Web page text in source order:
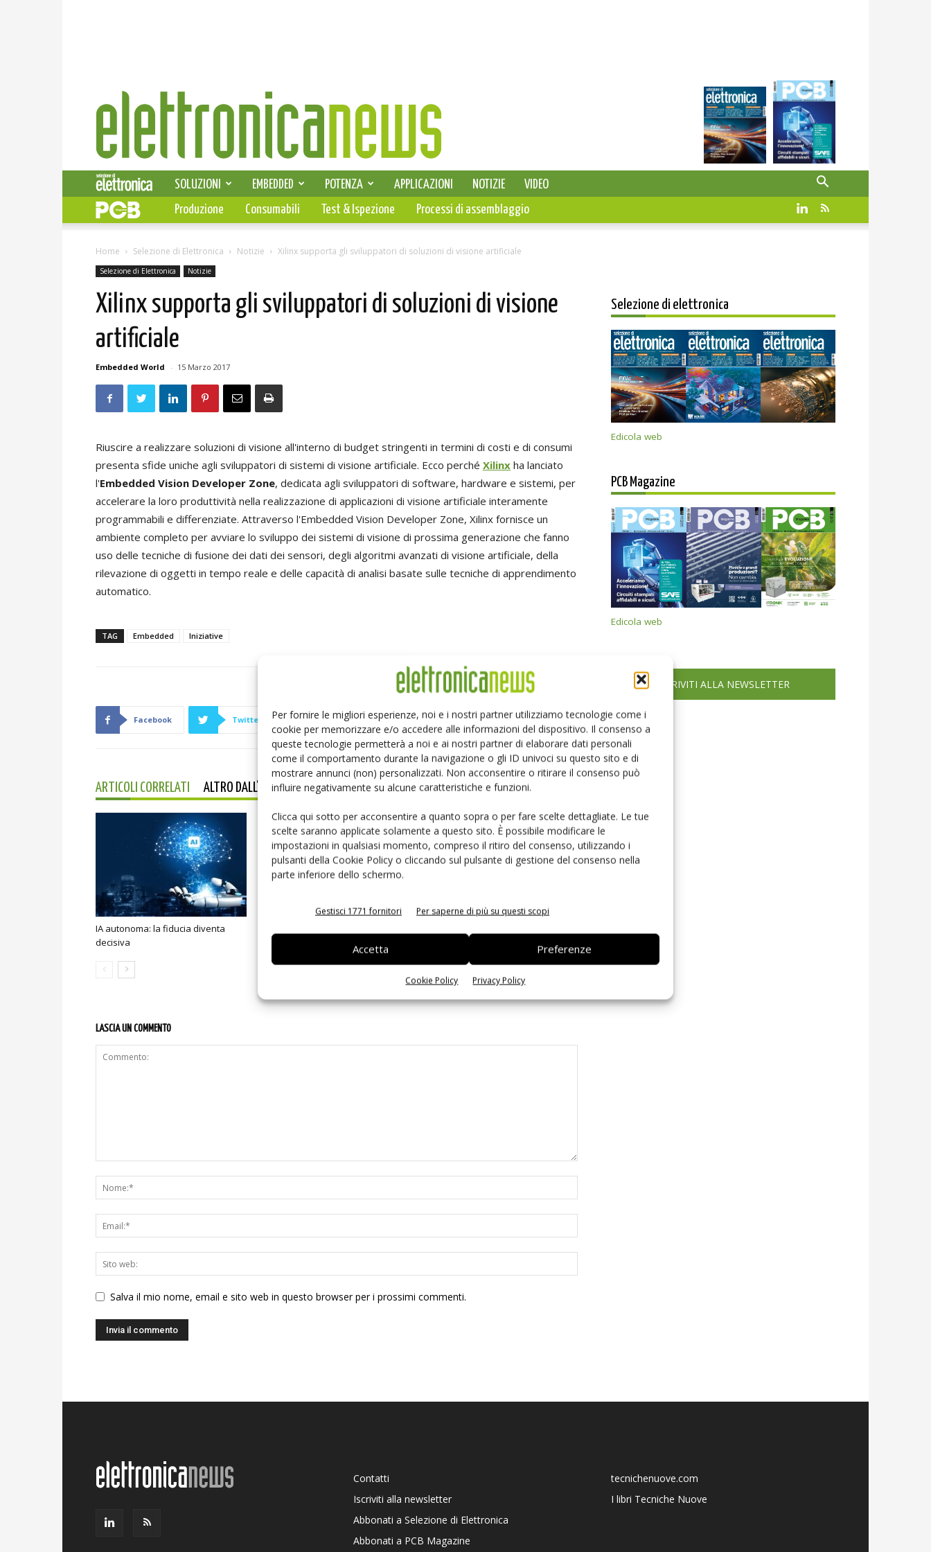
Per fornire le migliori esperienze, noi e i nostri partner utilizziamo tecnologie come i
cookie per memorizzare e/o accedere alle informazioni del dispositivo. Il consenso a
queste tecnologie permetterà a noi e ai nostri partner di elaborare dati personali
come il comportamento durante la navigazione o gli ID univoci su questo sito e di
mostrare annunci (non) personalizzati. Non acconsentire o ritirare il consenso può
influire negativamente su alcune caratteristiche e funzioni.
Clicca qui sotto per acconsentire a quanto sopra o per fare scelte dettagliate. Le tue
scelte saranno applicate solamente a questo sito. È possibile modificare le
impostazioni in qualsiasi momento, compreso il ritiro del consenso, utilizzando i
pulsanti della Cookie Policy o cliccando sul pulsante di gestione del consenso nella
parte inferiore dello schermo.
Gestisci 1771 fornitori Per saperne di più su questi scopi
Accetta Preferenze
Cookie Policy Privacy Policy
Elettronica
News
SELEZIONE DI ELETTRONICA
SOLUZIONI EMBEDDED POTENZA APPLICAZIONI NOTIZIE
VIDEO
PCB
Produzione Consumabili Test & Ispezione Processi di assemblaggio
Home Selezione di Elettronica Notizie Xilinx supporta gli sviluppatori di soluzioni di visione artificiale
Selezione di Elettronica Notizie
Xilinx supporta gli sviluppatori di soluzioni di visione
artificiale
Embedded World - 15 Marzo 2017
Riuscire a realizzare soluzioni di visione all'interno di budget stringenti in termini di costi e di consumi
presenta sfide uniche agli sviluppatori di sistemi di visione artificiale. Ecco perché Xilinx ha lanciato
l'Embedded Vision Developer Zone, dedicata agli sviluppatori di software, hardware e sistemi, per
accelerare la loro produttività nella realizzazione di applicazioni di visione artificiale interamente
programmabili e differenziate. Attraverso l'Embedded Vision Developer Zone, Xilinx fornisce un
ambiente completo per avviare lo sviluppo dei sistemi di visione di prossima generazione che fanno
uso delle tecniche di fusione dei dati dei sensori, degli algoritmi avanzati di visione artificiale, della
rilevazione di oggetti in tempo reale e delle capacità di analisi basate sulle tecniche di apprendimento
automatico.
TAG Embedded Iniziative
Facebook Twitter Linkedin Pinterest Email
ARTICOLI CORRELATI ALTRO DALL'AUTORE
IA autonoma: la fiducia diventa
decisiva
LASCIA UN COMMENTO
Salva il mio nome, email e sito web in questo browser per i prossimi commenti.
Selezione di elettronica
Edicola web
PCB Magazine
Edicola web
ISCRIVITI ALLA NEWSLETTER
Contatti
Iscriviti alla newsletter
Abbonati a Selezione di Elettronica
Abbonati a PCB Magazine
tecnichenuove.com
I libri Tecniche Nuove